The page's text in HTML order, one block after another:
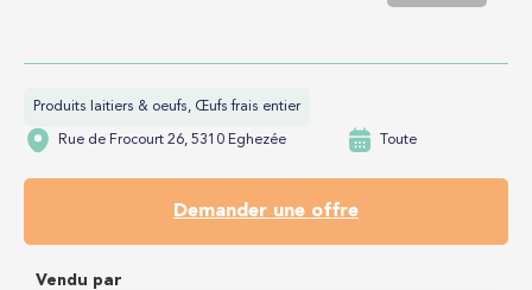
Produits laitiers & oeufs, Œufs frais entier
Rue de Frocourt 26, 5310 Eghezée Toute
Demander une offre
Vendu par